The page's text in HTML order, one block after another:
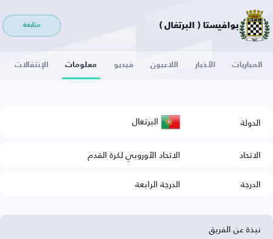
بوافيستا ( البرتغال ) متابعة
المباريات الأخبار اللاعبون فيديو معلومات الإنتقالات
الدولة البرتغال
الاتحاد
الاتحاد الأوروبي لكرة القدم
الدرجة
الدرجة الرابعة
نبذة عن الفريق